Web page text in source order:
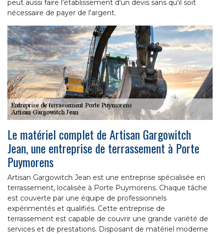
peut aussi faire l'établissement d'un devis sans qu'il soit
nécessaire de payer de l'argent.
Le matériel complet de Artisan Gargowitch
Jean, une entreprise de terrassement à Porte
Puymorens
Artisan Gargowitch Jean est une entreprise spécialisée en
terrassement, localisée à Porte Puymorens. Chaque tâche
est couverte par une équipe de professionnels
expérimentés et qualifiés. Cette entreprise de
terrassement est capable de couvrir une grande variété de
services et de prestations. Disposant de matériel moderne